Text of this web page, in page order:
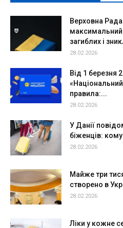
Верховна
максимальний
загиблих і
28.02.2026
Від 1 березня
правила:...
28.02.2026
У Данії
біженців:
28.02.2026
Майже три
створено в
28.02.2026
Ліки у кожне